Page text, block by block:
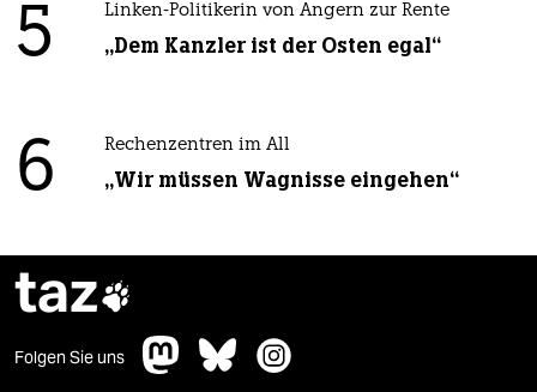
5 Linken-Politikerin von Angern zur Rente
„Dem Kanzler ist der Osten egal“
6 Rechenzentren im All
„Wir müssen Wagnisse eingehen“
taz
Folgen Sie uns